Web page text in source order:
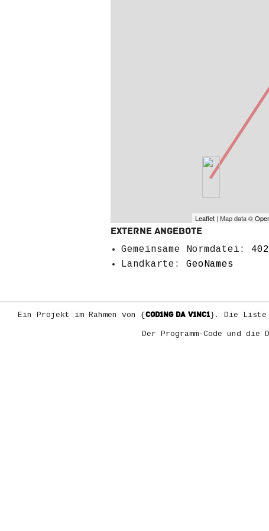
Leaflet | Map data ©
Externe Angebote
Gemeinsame Normdatei:
Landkarte: GeoNames
Ein Projekt im Rahmen von {COD1NG DA V1NC1}. Die Liste
Der Programm-Code und